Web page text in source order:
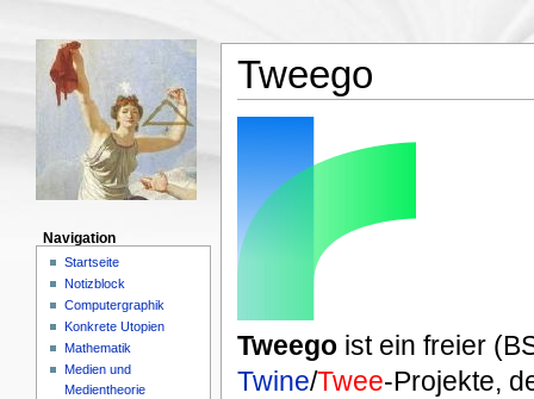
Tweego
Tweegoist ein freier
Twine/Twee-Projekte,
Navigation
Startseite
Notizblock
Computergraphik
Konkrete Utopien
Mathematik
Medien und
Medientheorie